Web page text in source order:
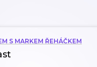
S MARKEM ŘEHÁČKEM